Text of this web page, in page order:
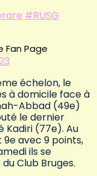
#RUSG
Fan Page
échelon, le
à domicile face à
Abbad (49e)
le dernier
Kadiri (77e). Au
avec 9 points,
ils se
Club Bruges.